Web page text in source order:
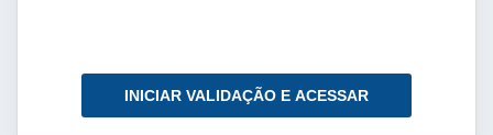
INICIAR VALIDAÇÃO E ACESSAR